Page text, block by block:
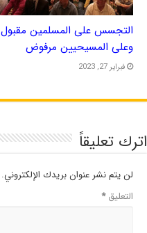
التجسس على المسلمين مقبول
وعلى المسيحيين مرفوض
فبراير 27, 2023
اترك تعليقاً
لن يتم نشر عنوان بريدك الإلكتروني.
التعليق*